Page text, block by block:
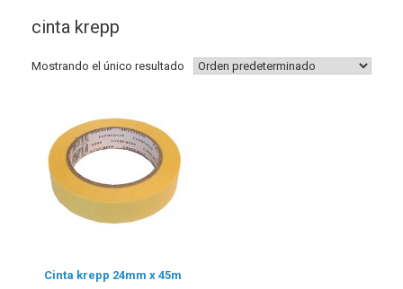
cinta krepp
Mostrando el único resultado
Cinta krepp 24mm x 45m